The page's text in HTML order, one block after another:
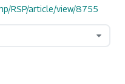
RSP/article/view/8755